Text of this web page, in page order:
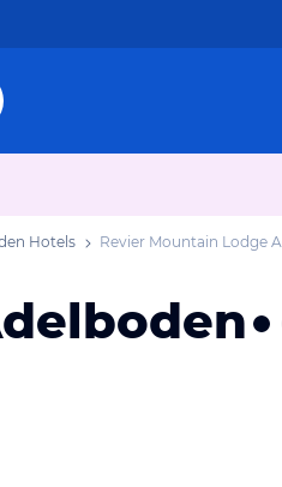
Hotels Revier Mountain Lodge